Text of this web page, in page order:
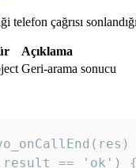
çağrısı
Açıklama
Geri-arama sonucu
== 'ok') {